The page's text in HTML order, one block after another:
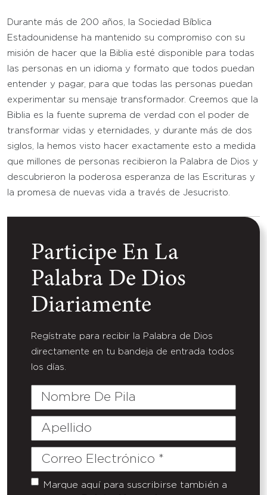
Durante más de 200 años, la Sociedad Bíblica
Estadounidense ha mantenido su compromiso con su
misión de hacer que la Biblia esté disponible para todas
las personas en un idioma y formato que todos puedan
entender y pagar, para que todas las personas puedan
experimentar su mensaje transformador. Creemos que la
Biblia es la fuente suprema de verdad con el poder de
transformar vidas y eternidades, y durante más de dos
siglos, la hemos visto hacer exactamente esto a medida
que millones de personas recibieron la Palabra de Dios y
descubrieron la poderosa esperanza de las Escrituras y
la promesa de nuevas vida a través de Jesucristo.
Participe En La
Palabra De Dios
Diariamente
Regístrate para recibir la Palabra de Dios
directamente en tu bandeja de entrada todos
los días.
Nombre
Pila
Apellido
Correo
Untitled
Marque aquí para suscribirse también a